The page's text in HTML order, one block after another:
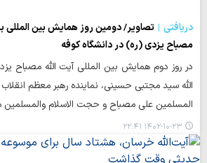
دریافتی
تصاویر/ دومین روز همایش بین المللی
مصباح یزدی (ره) در دانشگاه کوفه
در روز دوم همایش بین المللی آیت الله مصباح
الله سید مجتبی حسینی، نماینده رهبر معظم
المسلمین علی مصباح و حجت الاسلام
۱۴۰۲-۱۰-۲۳ ۲۲:۴۱